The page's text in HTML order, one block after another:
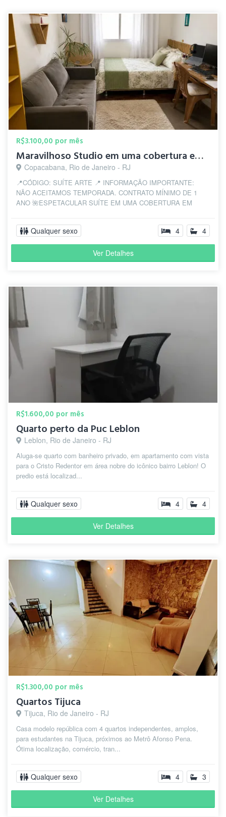
R$3.100,00 por mês
Maravilhoso Studio em uma cobertura em Copanema, posto 5!
Copacabana, Rio de Janeiro - RJ
📍CÓDIGO: SUÍTE ARTE 📍 INFORMAÇÃO IMPORTANTE:
NÃO ACEITAMOS TEMPORADA. CONTRATO MÍNIMO DE 1
ANO 🌺ESPETACULAR SUÍTE EM UMA COBERTURA EM
Qualquer sexo 4 4
Ver Detalhes
R$1.600,00 por mês
Quarto perto da Puc Leblon
Leblon, Rio de Janeiro - RJ
Aluga-se quarto com banheiro privado, em apartamento com vista
para o Cristo Redentor em área nobre do icônico bairro Leblon! O
predio está localizad...
Qualquer sexo 4 4
Ver Detalhes
R$1.300,00 por mês
Quartos Tijuca
Tijuca, Rio de Janeiro - RJ
Casa modelo república com 4 quartos independentes, amplos,
para estudantes na Tijuca, próximos ao Metrô Afonso Pena.
Ótima localização, comércio, tran...
Qualquer sexo 4 3
Ver Detalhes